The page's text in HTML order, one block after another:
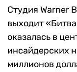
Студия Warner
выходит
оказалась в
инсайдерских
миллионов